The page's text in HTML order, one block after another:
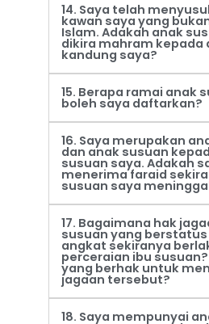
14. Saya telah
kawan saya yang
Islam. Adakah anak
dikira mahram kepada
kandung saya?
15. Berapa ramai anak
boleh saya daftarkan?
16. Saya merupakan
dan anak susuan
susuan saya. Adakah
menerima faraid
susuan saya
17. Bagaimana hak
susuan yang berstatus
angkat sekiranya
perceraian ibu
yang berhak untuk
jagaan tersebut?
18. Saya mempunyai